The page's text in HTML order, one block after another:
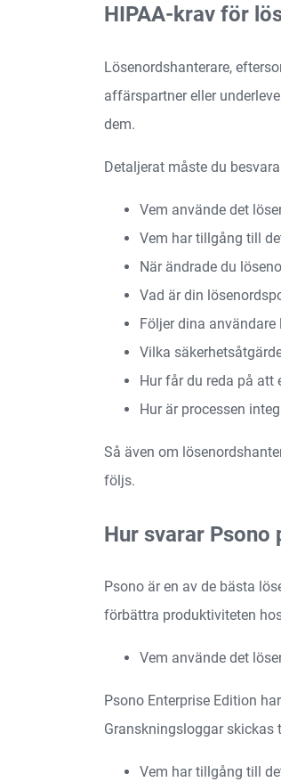
HIPAA-krav för
Lösenordshanterare,
affärspartner eller
dem.
Detaljerat måste du
Vem använde det
Vem har tillgång till
När ändrade du
Vad är din
Följer dina
Vilka
Hur får du reda på att
Hur är processen
Så även om
följs.
Hur svarar Psono
Psono är en av de bästa
förbättra produktiviteten
Vem använde det
Psono Enterprise Edition
Granskningsloggar
Vem har tillgång till